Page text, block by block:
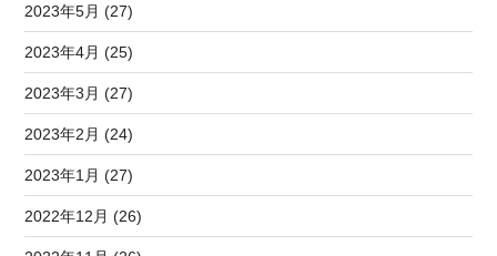
2023年5月 (27)
2023年4月 (25)
2023年3月 (27)
2023年2月 (24)
2023年1月 (27)
2022年12月 (26)